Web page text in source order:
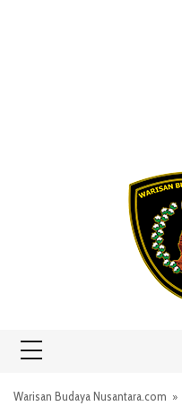
Warisan Budaya Nusantara.com »